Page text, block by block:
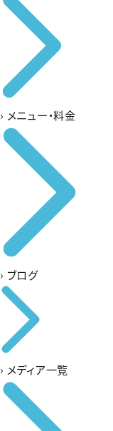
› メニュー・料金
› ブログ
› メディア一覧